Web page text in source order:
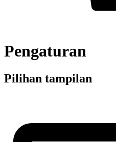
Pengaturan
Pilihan tampilan